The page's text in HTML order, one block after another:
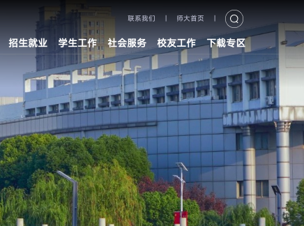
联系我们 师大首页
招生就业 学生工作 社会服务 校友工作 下载专区